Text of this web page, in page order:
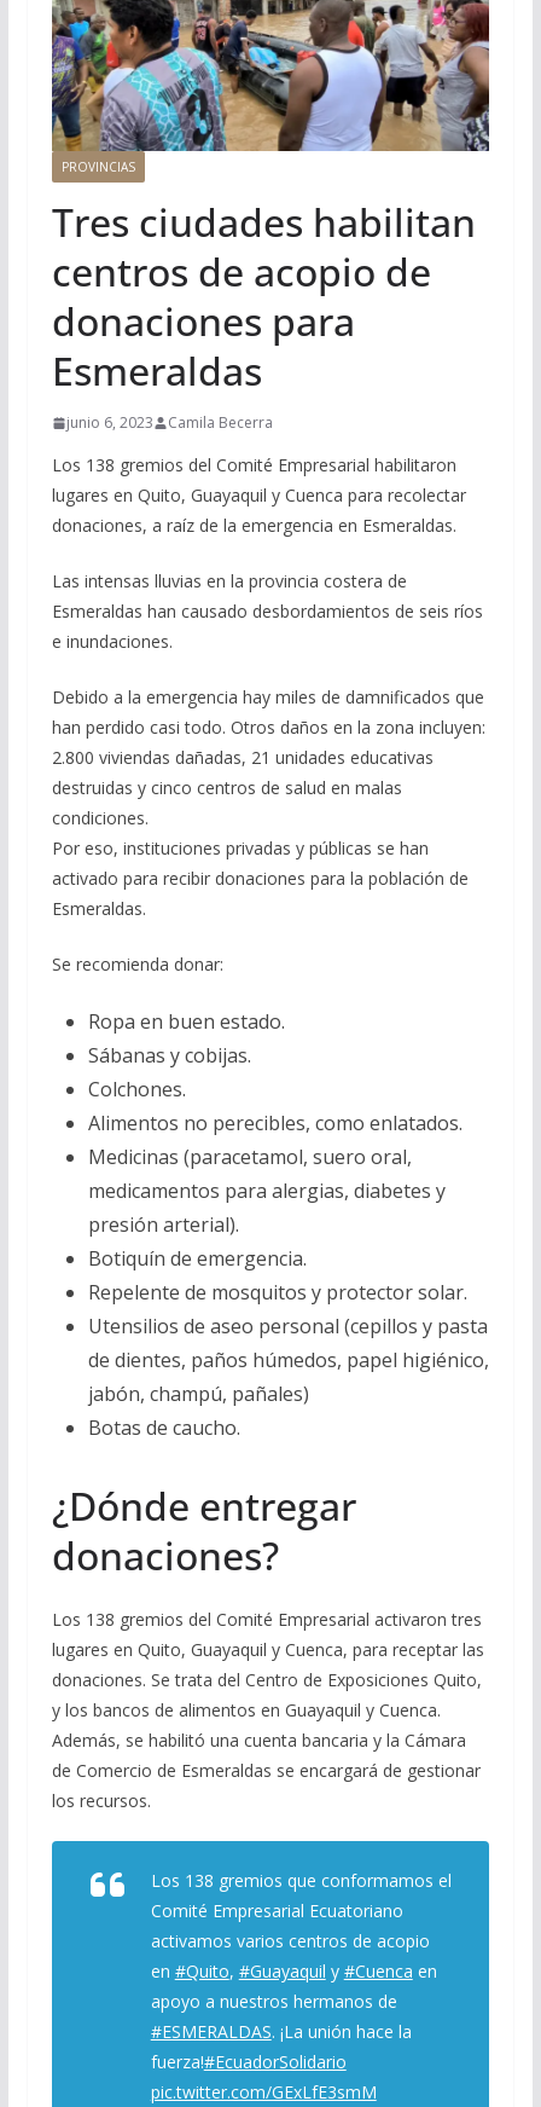
PROVINCIAS
Tres ciudades habilitan
centros de acopio de
donaciones para
Esmeraldas
junio 6, 2023 Camila Becerra
Los 138 gremios del Comité Empresarial habilitaron
lugares en Quito, Guayaquil y Cuenca para recolectar
donaciones, a raíz de la emergencia en Esmeraldas.
Las intensas lluvias en la provincia costera de
Esmeraldas han causado desbordamientos de seis ríos
e inundaciones.
Debido a la emergencia hay miles de damnificados que
han perdido casi todo. Otros daños en la zona incluyen:
2.800 viviendas dañadas, 21 unidades educativas
destruidas y cinco centros de salud en malas
condiciones.
Por eso, instituciones privadas y públicas se han
activado para recibir donaciones para la población de
Esmeraldas.
Se recomienda donar:
Ropa en buen estado.
Sábanas y cobijas.
Colchones.
Alimentos no perecibles, como enlatados.
Medicinas (paracetamol, suero oral,
medicamentos para alergias, diabetes y
presión arterial).
Botiquín de emergencia.
Repelente de mosquitos y protector solar.
Utensilios de aseo personal (cepillos y pasta
de dientes, paños húmedos, papel higiénico,
jabón, champú, pañales)
Botas de caucho.
¿Dónde entregar
donaciones?
Los 138 gremios del Comité Empresarial activaron tres
lugares en Quito, Guayaquil y Cuenca, para receptar las
donaciones. Se trata del Centro de Exposiciones Quito,
y los bancos de alimentos en Guayaquil y Cuenca.
Además, se habilitó una cuenta bancaria y la Cámara
de Comercio de Esmeraldas se encargará de gestionar
los recursos.
Los 138 gremios que conformamos el
Comité Empresarial Ecuatoriano
activamos varios centros de acopio
en #Quito, #Guayaquil y #Cuenca en
apoyo a nuestros hermanos de
#ESMERALDAS. ¡La unión hace la
fuerza!#EcuadorSolidario
pic.twitter.com/GExLfE3smM